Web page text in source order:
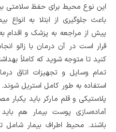
این نوع محیط برای حفظ سلامتی
باعث جلوگیری از ابتلا به
پیش از مراجعه به پزشک و اقدام
قرار است در آن درمان با زالو
کنید تا متوجه شوید که کاملاً
تمام وسایل و تجهیزات اتاق
استفاده به طور کامل استریل
پلاستیکی و قلم مارکر باید
آماده‌سازی پوست بیمار هم
باشند. محیط اطراف بیمار شامل